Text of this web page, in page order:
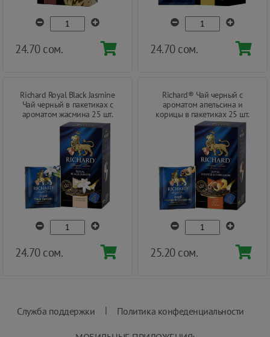
24.70 сом. 24.70 сом.
Richard Royal Black Jasmine
Чай черный в пакетиках с
ароматом жасмина 25 шт.
24.70 сом.
Richard® Чай черный с
ароматом апельсина и
корицы в пакетиках 25 шт.
25.20 сом.
Служба поддержки | Политика конфеденциальности